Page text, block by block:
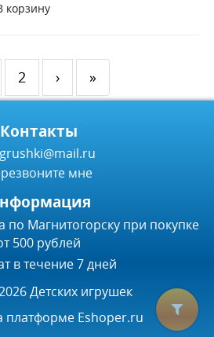
корзину
2 › »
Контакты
мне
по Магнитогорску при покупке
500 рублей
в течение 7 дней
Детских игрушек
платформе Eshoper.ru